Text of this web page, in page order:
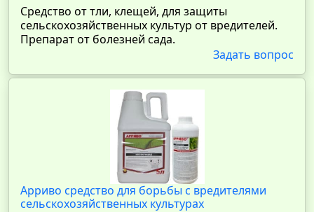
Средство от тли, клещей, для защиты
сельскохозяйственных культур от вредителей.
Препарат от болезней сада.
Задать вопрос
Арриво средство для борьбы с вредителями
сельскохозяйственных культурах